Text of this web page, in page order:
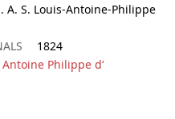
A. S. Louis-Antoine-Philippe
1824
Philippe d‘